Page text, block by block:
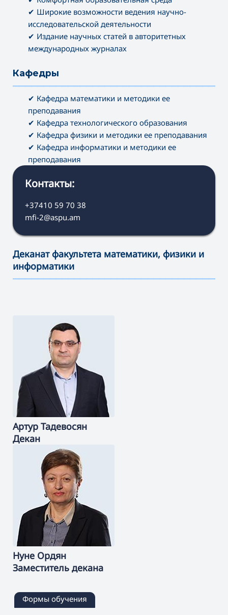
✔ Широкие возможности ведения научно-
исследовательской деятельности
✔ Издание научных статей в авторитетных
международных журналах
Кафедры
✔ Кафедра математики и методики ее
преподавания
✔ Кафедра технологического образования
✔ Кафедра физики и методики ее преподавания
✔ Кафедра информатики и методики ее
преподавания
Контакты:
+37410 59 70 38
mfi-2@aspu.am
Деканат факультета математики, физики и
информатики
Артур Тадевосян
Декан
Нуне Ордян
Заместитель декана
Формы обучения